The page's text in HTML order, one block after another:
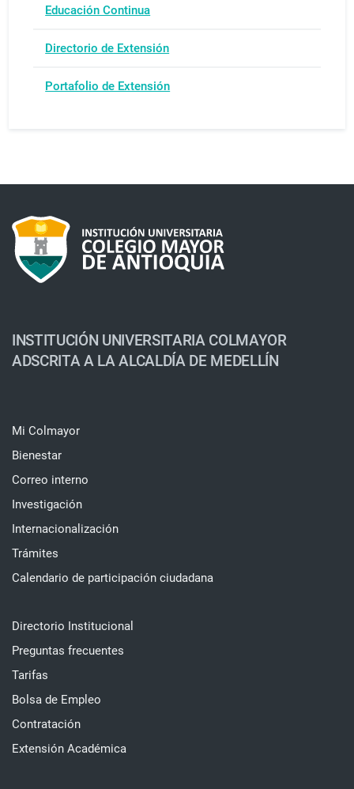
Educación Continua
Directorio de Extensión
Portafolio de Extensión
INSTITUCIÓN UNIVERSITARIA COLMAYOR
ADSCRITA A LA ALCALDÍA DE MEDELLÍN
Mi Colmayor
Bienestar
Correo interno
Investigación
Internacionalización
Trámites
Calendario de participación ciudadana
Directorio Institucional
Preguntas frecuentes
Tarifas
Bolsa de Empleo
Contratación
Extensión Académica